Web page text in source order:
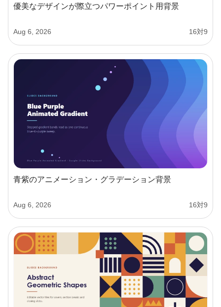
優美なデザインが際立つパワーポイント用背景
Aug 6, 2026 16対9
青紫のアニメーション・グラデーション背景
Aug 6, 2026 16対9